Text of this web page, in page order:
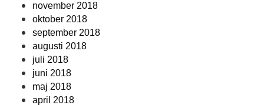
november 2018
oktober 2018
september 2018
augusti 2018
juli 2018
juni 2018
maj 2018
april 2018